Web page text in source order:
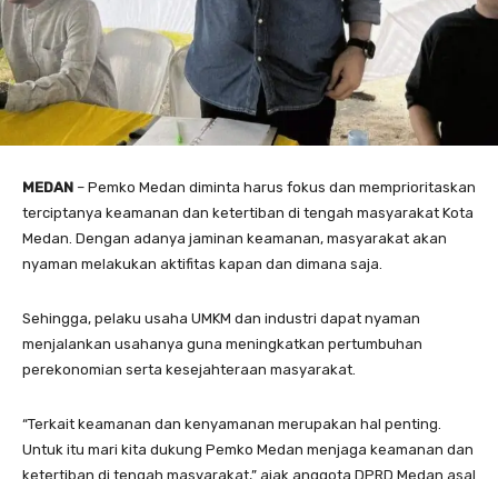
MEDAN – Pemko Medan diminta harus fokus dan memprioritaskan
terciptanya keamanan dan ketertiban di tengah masyarakat Kota
Medan. Dengan adanya jaminan keamanan, masyarakat akan
nyaman melakukan aktifitas kapan dan dimana saja.
Sehingga, pelaku usaha UMKM dan industri dapat nyaman
menjalankan usahanya guna meningkatkan pertumbuhan
perekonomian serta kesejahteraan masyarakat.
“Terkait keamanan dan kenyamanan merupakan hal penting.
Untuk itu mari kita dukung Pemko Medan menjaga keamanan dan
ketertiban di tengah masyarakat,” ajak anggota DPRD Medan asal